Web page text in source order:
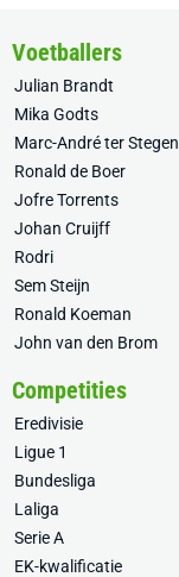
Voetballers
Julian Brandt
Mika Godts
Marc-André ter Stegen
Ronald de Boer
Jofre Torrents
Johan Cruijff
Rodri
Sem Steijn
Ronald Koeman
John van den Brom
Competities
Eredivisie
Ligue 1
Bundesliga
Laliga
Serie A
EK-kwalificatie